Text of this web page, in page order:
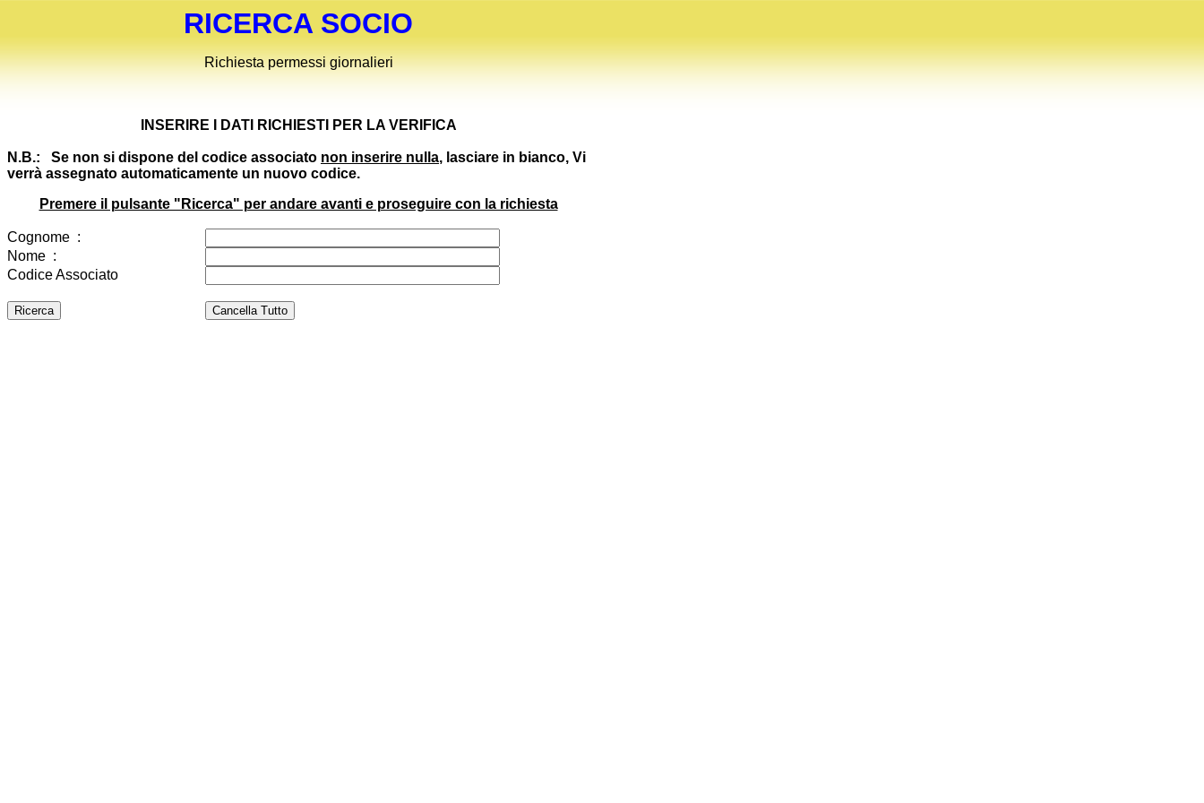
RICERCA SOCIO
Richiesta permessi giornalieri
INSERIRE I DATI RICHIESTI PER LA VERIFICA
N.B.: Se non si dispone del codice associato non inserire nulla, lasciare in bianco, Vi
verrà assegnato automaticamente un nuovo codice.
Premere il pulsante "Ricerca" per andare avanti e proseguire con la richiesta
Cognome :
Nome :
Codice Associato